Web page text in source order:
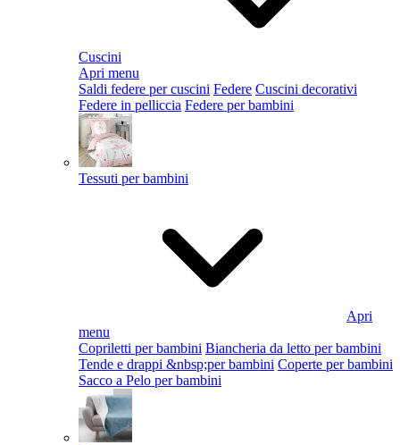
Cuscini
Apri menu
Saldi federe per cuscini Federe Cuscini decorativi
Federe in pelliccia Federe per bambini
Tessuti per bambini
Apri
menu
Copriletti per bambini Biancheria da letto per bambini
Tende e drappi &nbsp;per bambini Coperte per bambini
Sacco a Pelo per bambini